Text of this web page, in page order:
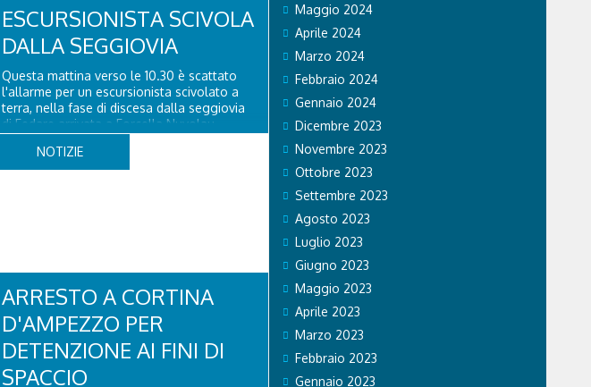
ESCURSIONISTA SCIVOLA
DALLA SEGGIOVIA
Questa mattina verso le 10.30 è scattato
l'allarme per un escursionista scivolato a
terra, nella fase di discesa dalla seggiovia
di Fedare arrivata a Forcella Nuvolau.
sanitario e tecnico di elisoccorso di Falco 2
hanno raggiunto il 74enne di Teolo...
NOTIZIE
ARRESTO A CORTINA
D'AMPEZZO PER
DETENZIONE AI FINI DI
SPACCIO
Maggio 2024
Aprile 2024
Marzo 2024
Febbraio 2024
Gennaio 2024
Dicembre 2023
Novembre 2023
Ottobre 2023
Settembre 2023
Agosto 2023
Luglio 2023
Giugno 2023
Maggio 2023
Aprile 2023
Marzo 2023
Febbraio 2023
Gennaio 2023